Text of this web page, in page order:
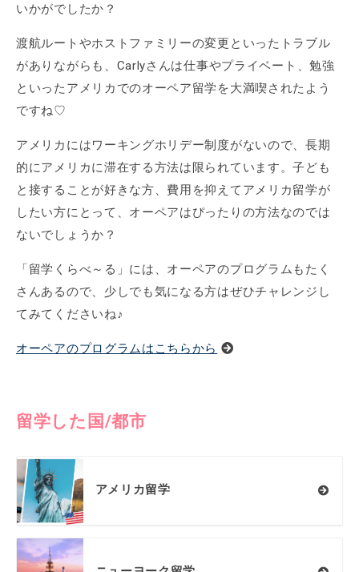
いかがでしたか？
渡航ルートやホストファミリーの変更といったトラブル
がありながらも、Carlyさんは仕事やプライベート、勉強
といったアメリカでのオーペア留学を大満喫されたよう
ですね♡
アメリカにはワーキングホリデー制度がないので、長期
的にアメリカに滞在する方法は限られています。子ども
と接することが好きな方、費用を抑えてアメリカ留学が
したい方にとって、オーペアはぴったりの方法なのでは
ないでしょうか？
「留学くらべ～る」には、オーペアのプログラムもたく
さんあるので、少しでも気になる方はぜひチャレンジし
てみてくださいね♪
オーペアのプログラムはこちらから
留学した国/都市
アメリカ留学